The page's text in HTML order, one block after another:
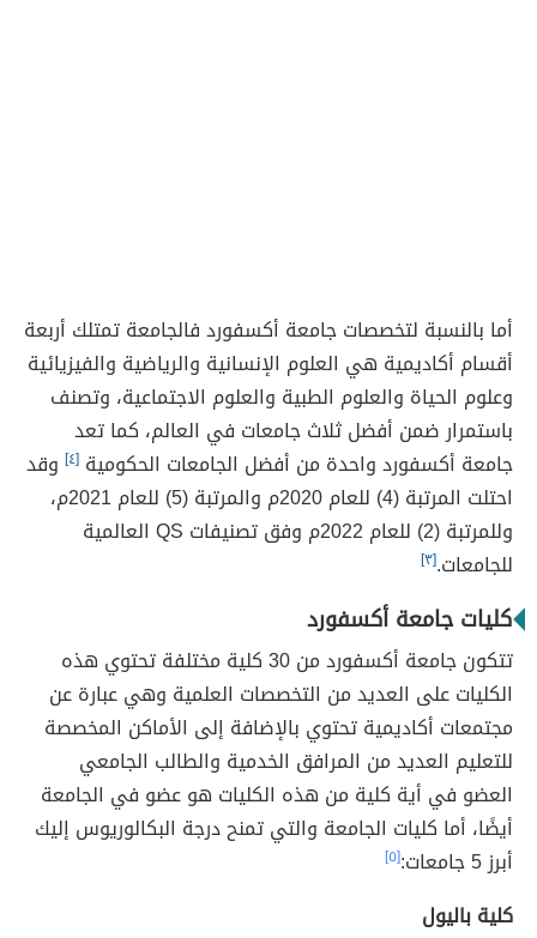
أما بالنسبة لتخصصات جامعة أكسفورد فالجامعة تمتلك أربعة
أقسام أكاديمية هي العلوم الإنسانية والرياضية والفيزيائية
وعلوم الحياة والعلوم الطبية والعلوم الاجتماعية، وتصنف
باستمرار ضمن أفضل ثلاث جامعات في العالم، كما تعد
جامعة أكسفورد واحدة من أفضل الجامعات الحكومية [٤]
وقد
احتلت المرتبة (4) للعام 2020م والمرتبة (5) للعام 2021م،
وللمرتبة (2) للعام 2022م وفق تصنيفات QS العالمية
للجامعات.[٣]
كليات جامعة أكسفورد
تتكون جامعة أكسفورد من 30 كلية مختلفة تحتوي هذه
الكليات على العديد من التخصصات العلمية وهي عبارة عن
مجتمعات أكاديمية تحتوي بالإضافة إلى الأماكن المخصصة
للتعليم العديد من المرافق الخدمية والطالب الجامعي
العضو في أية كلية من هذه الكليات هو عضو في الجامعة
أيضًا، أما كليات الجامعة والتي تمنح درجة البكالوريوس إليك
أبرز 5 جامعات:
[٥]
كلية باليول